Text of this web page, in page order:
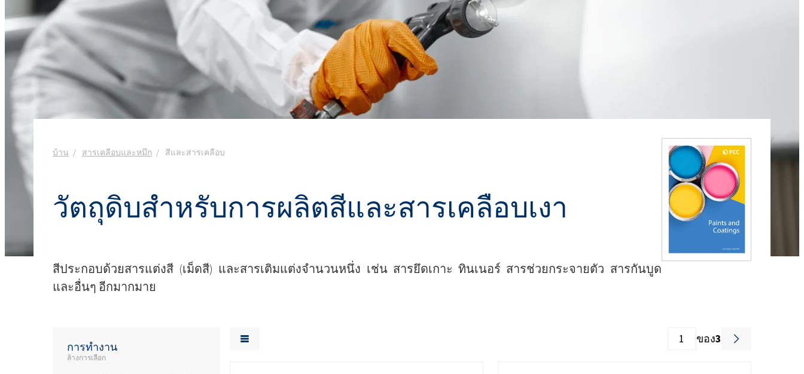
พลังงานและทรัพยากร
พลาสติกและยาง
ยา
สารเคลือบและหมึก
สเปรย์ฉนวนกันความร้อน
อุตสาหกรรมอาหาร
อุตสาหกรรมอิเล็กทรอนิกส์และไฟฟ้า
อุตสาหกรรมเฟอร์นิเจอร์
สารเคมี
คลอร์อัลคาไล
โซเดียมไฮโปคลอไรต์
น้ำด่างโซดาไฟ โซดาไฟเกล็ด
คลอโรไซเลน
ไตรคลอโรไซเลน
เครื่องสำอางทำความสะอาด
ผิวกาย
ไม้
น้ำยาทำความสะอาดห้องน้ำ
ผงซักฟอกสำหรับเครื่องล้าง
ระบบฉนวน PU
แอปพลิเคชั่นอื่นๆ
เดียว)
ROKAnol®LP3943 (แอลกอฮอล์, C12-15, เอ
ทอกซิเลตโพรพอกซิเลต)
ROKAnol®LP3135 (โพลีออกซีอัลคิลีนไกลคอ
ลอีเทอร์)
ROKAnol®NL6 C9-11 ปาเรธ-8
กาวโฟมรีบอนด์
ความสบายและการออกแบบ
ตามหลักสรีรศาสตร์
ROKwinol 80 (Polysorbate 80) POLIkol 4000 เม็ด (PEG-90)
Ekoprodur® S11E-MAX
สารกระตุ้นชีวภาพ สารเสริมฤทธิ์
ROKAcet R40 (PEG-40 Castor Oil) ROKAnol ID7 (Isodeceth-7)
น้ำมันละหุ่ง PEG-11
น้ำยาล้างห้องน้ำ น้ำยาเช็ดกระจก
น้ำยาปรับผ้านุ่มและคอนเดนเสท สินค้าเอนกประสงค์
บ้าน สารเคลือบและหมึก สีและสารเคลือบ
วัตถุดิบสำหรับการผลิตสีและสารเคลือบเงา
สีประกอบด้วยสารแต่งสี (เม็ดสี) และสารเติมแต่งจำนวนหนึ่ง เช่น สารยึดเกาะ ทินเนอร์ สารช่วยกระจายตัว สารกันบูด
และอื่นๆ อีกมากมาย
การทำงาน
ล้างการเลือก
ของ3